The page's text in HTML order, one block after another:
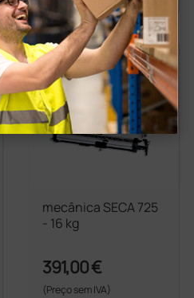
mecânica SECA 725
- 16 kg
391,00 €
(Preço sem IVA)